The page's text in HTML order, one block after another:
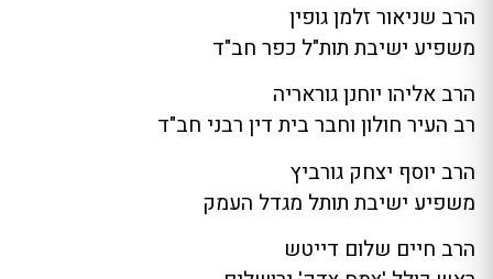
הרב שניאור זלמן גופין
משפיע ישיבת תות"ל כפר חב"ד
הרב אליהו יוחנן גוראריה
רב העיר חולון וחבר בית דין רבני חב"ד
הרב יוסף יצחק גורביץ
משפיע ישיבת תותל מגדל העמק
הרב חיים שלום דייטש